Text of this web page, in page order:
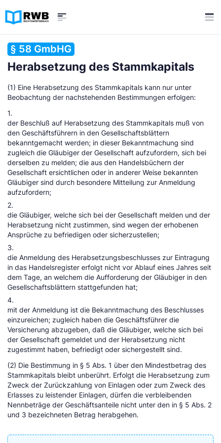
§ 58 GmbHG
Herabsetzung des Stammkapitals
(1) Eine Herabsetzung des Stammkapitals kann nur unter
Beobachtung der nachstehenden Bestimmungen erfolgen:
1.
der Beschluß auf Herabsetzung des Stammkapitals muß von
den Geschäftsführern in den Gesellschaftsblättern
bekanntgemacht werden; in dieser Bekanntmachung sind
zugleich die Gläubiger der Gesellschaft aufzufordern, sich bei
derselben zu melden; die aus den Handelsbüchern der
Gesellschaft ersichtlichen oder in anderer Weise bekannten
Gläubiger sind durch besondere Mitteilung zur Anmeldung
aufzufordern;
2.
die Gläubiger, welche sich bei der Gesellschaft melden und der
Herabsetzung nicht zustimmen, sind wegen der erhobenen
Ansprüche zu befriedigen oder sicherzustellen;
3.
die Anmeldung des Herabsetzungsbeschlusses zur Eintragung
in das Handelsregister erfolgt nicht vor Ablauf eines Jahres seit
dem Tage, an welchem die Aufforderung der Gläubiger in den
Gesellschaftsblättern stattgefunden hat;
4.
mit der Anmeldung ist die Bekanntmachung des Beschlusses
einzureichen; zugleich haben die Geschäftsführer die
Versicherung abzugeben, daß die Gläubiger, welche sich bei
der Gesellschaft gemeldet und der Herabsetzung nicht
zugestimmt haben, befriedigt oder sichergestellt sind.
(2) Die Bestimmung in § 5 Abs. 1 über den Mindestbetrag des
Stammkapitals bleibt unberührt. Erfolgt die Herabsetzung zum
Zweck der Zurückzahlung von Einlagen oder zum Zweck des
Erlasses zu leistender Einlagen, dürfen die verbleibenden
Nennbeträge der Geschäftsanteile nicht unter den in § 5 Abs. 2
und 3 bezeichneten Betrag herabgehen.